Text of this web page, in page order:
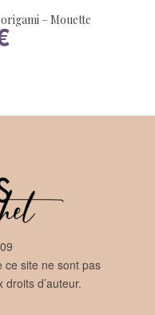
– Mouette
ce site ne sont pas
d’auteur.